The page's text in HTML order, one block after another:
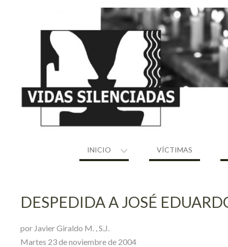
INICIO VÍCTIMAS
DESPEDIDA A JOSÉ
por Javier Giraldo M. , S.J.
Martes 23 de noviembre de 2004